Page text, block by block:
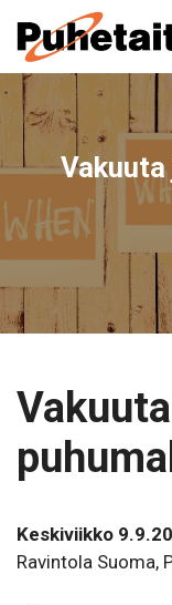
sisältöön
Keskiviikko
Ravintola Suoma,